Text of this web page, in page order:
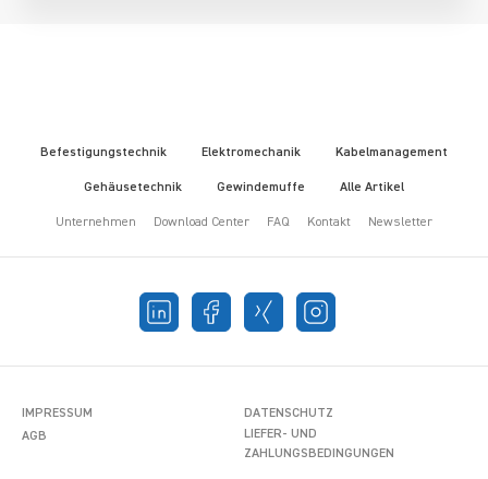
Befestigungstechnik Elektromechanik Kabelmanagement
Gehäusetechnik Gewindemuffe Alle Artikel
Unternehmen Download Center FAQ Kontakt Newsletter
IMPRESSUM
DATENSCHUTZ
AGB
LIEFER- UND
ZAHLUNGSBEDINGUNGEN